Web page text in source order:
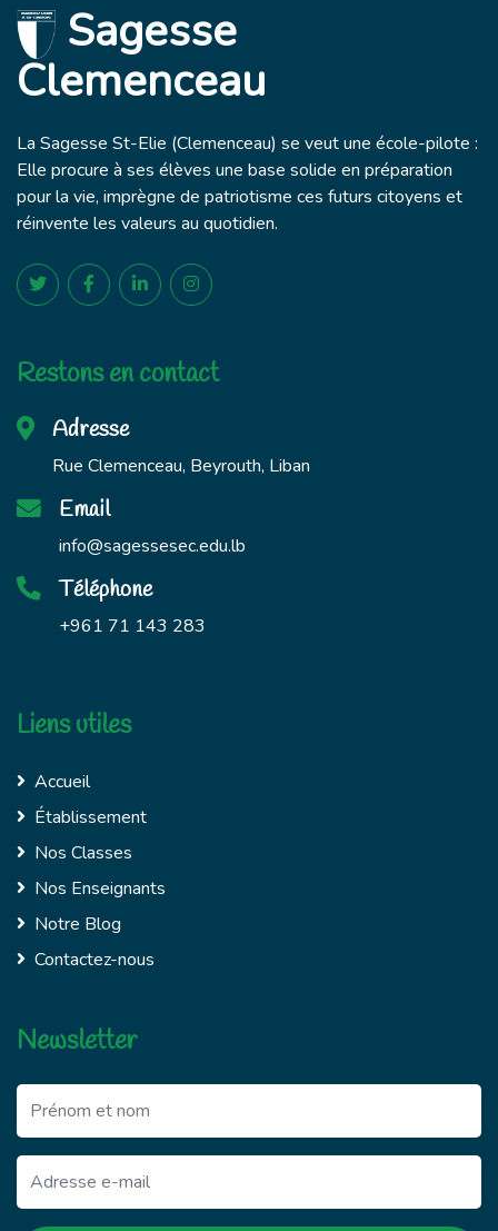
Sagesse
Clemenceau
La Sagesse St-Elie (Clemenceau) se veut une école-pilote :
Elle procure à ses élèves une base solide en préparation
pour la vie, imprègne de patriotisme ces futurs citoyens et
réinvente les valeurs au quotidien.
Restons en contact
Adresse
Rue Clemenceau, Beyrouth, Liban
Email
info@sagessesec.edu.lb
Téléphone
+961 71 143 283
Liens utiles
Accueil
Établissement
Nos Classes
Nos Enseignants
Notre Blog
Contactez-nous
Newsletter